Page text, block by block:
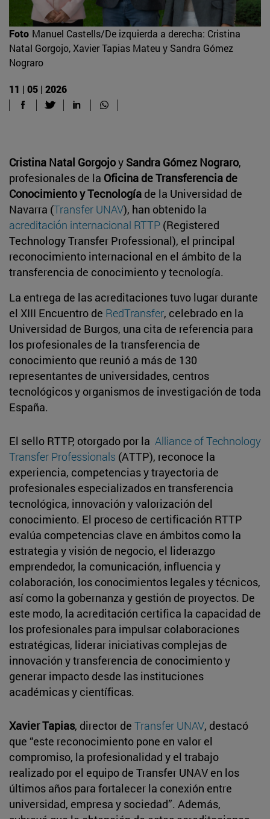
Foto Manuel Castells/De izquierda a derecha: Cristina
Natal Gorgojo, Xavier Tapias Mateu y Sandra Gómez
Nograro
11 | 05 | 2026
Cristina Natal Gorgojoy Sandra Gómez Nograro,
profesionales de la Oficina de Transferencia de
Conocimiento y Tecnología de la Universidad de
Navarra (Transfer UNAV), han obtenido la
acreditación internacional RTTP (Registered
Technology Transfer Professional), el principal
reconocimiento internacional en el ámbito de la
transferencia de conocimiento y tecnología.
La entrega de las acreditaciones tuvo lugar durante
el XIII Encuentro de RedTransfer, celebrado en la
Universidad de Burgos, una cita de referencia para
los profesionales de la transferencia de
conocimiento que reunió a más de 130
representantes de universidades, centros
tecnológicos y organismos de investigación de toda
España.
El sello RTTP, otorgado por la Alliance of Technology
Transfer Professionals (ATTP), reconoce la
experiencia, competencias y trayectoria de
profesionales especializados en transferencia
tecnológica, innovación y valorización del
conocimiento. El proceso de certificación RTTP
evalúa competencias clave en ámbitos como la
estrategia y visión de negocio, el liderazgo
emprendedor, la comunicación, influencia y
colaboración, los conocimientos legales y técnicos,
así como la gobernanza y gestión de proyectos. De
este modo, la acreditación certifica la capacidad de
los profesionales para impulsar colaboraciones
estratégicas, liderar iniciativas complejas de
innovación y transferencia de conocimiento y
generar impacto desde las instituciones
académicas y científicas.
Xavier Tapias, director de Transfer UNAV, destacó
que “este reconocimiento pone en valor el
compromiso, la profesionalidad y el trabajo
realizado por el equipo de Transfer UNAV en los
últimos años para fortalecer la conexión entre
universidad, empresa y sociedad”. Además,